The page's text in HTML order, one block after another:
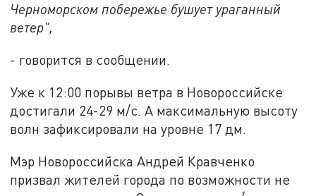
Черноморском побережье бушует ураганный
ветер",
- говорится в сообщении.
Уже к 12:00 порывы ветра в Новороссийске
достигали 24-29 м/с. А максимальную высоту
волн зафиксировали на уровне 17 дм.
Мэр Новороссийска Андрей Кравченко
призвал жителей города по возможности не